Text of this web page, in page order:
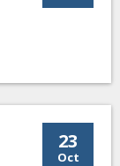
23
Oct